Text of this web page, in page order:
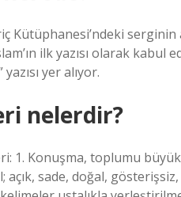
Kütüphanesi’ndeki serginin
ilk yazısı olarak
yer alıyor.
nelerdir?
1. Konuşma, toplumu
sade, doğal,